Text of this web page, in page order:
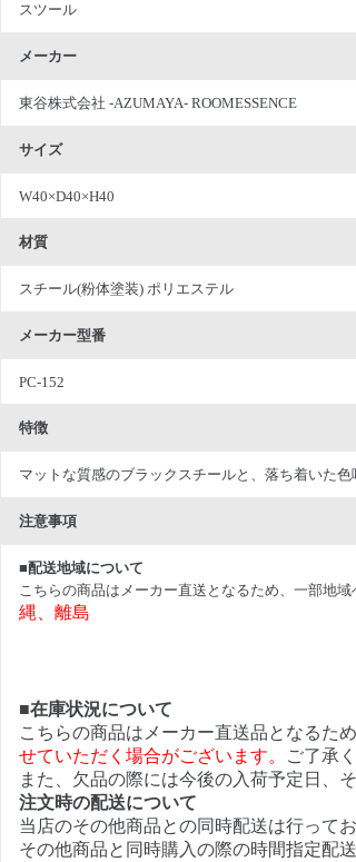
スツール
メーカー
東谷株式会社 -AZUMAYA- ROOMESSENCE
サイズ
W40×D40×H40
材質
スチール(粉体塗装) ポリエステル
メーカー型番
PC-152
特徴
マットな質感のブラックスチールと、落ち着いた
注意事項
■配送地域について
こちらの商品はメーカー直送となるため、一部地
縄、離島
■在庫状況について
こちらの商品はメーカー直送品となるた
せていただく場合がございます。
ご了承
また、欠品の際には今後の入荷予定日、
注文時の配送について
当店のその他商品との同時配送は行ってお
その他商品と同時購入の際の時間指定配